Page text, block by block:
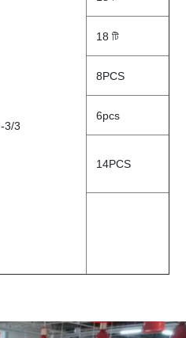
-3/3
18 টি
8PCS
6pcs
14PCS